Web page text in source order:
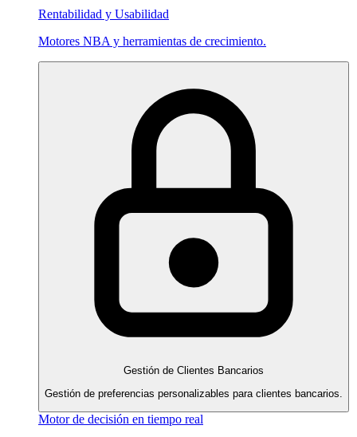
Rentabilidad y Usabilidad
Motores NBA y herramientas de crecimiento.
Gestión de Clientes Bancarios
Gestión de preferencias personalizables para clientes bancarios.
Motor de decisión en tiempo real